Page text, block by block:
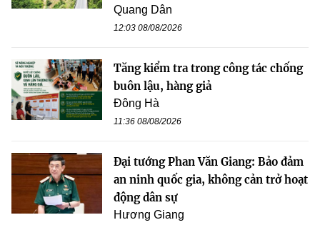
Quang Dân
12:03 08/08/2026
Tăng kiểm tra trong công tác chống
buôn lậu, hàng giả
Đông Hà
11:36 08/08/2026
Đại tướng Phan Văn Giang: Bảo đảm
an ninh quốc gia, không cản trở hoạt
động dân sự
Hương Giang